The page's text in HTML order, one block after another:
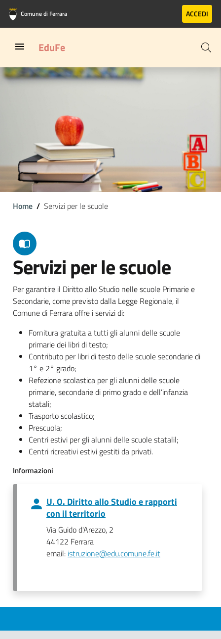
Vai al contenuto principale
Vai al footer
Comune di Ferrara ACCEDI
EduFe
Home Servizi per le scuole
Servizi per le scuole
Per garantire il Diritto allo Studio nelle scuole Primarie e
Secondarie, come previsto dalla Legge Regionale, il
Comune di Ferrara offre i servizi di:
Fornitura gratuita a tutti gli alunni delle scuole
primarie dei libri di testo;
Contributo per libri di testo delle scuole secondarie di
1° e 2° grado;
Refezione scolastica per gli alunni delle scuole
primarie, secondarie di primo grado e dell’infanzia
statali;
Trasporto scolastico;
Prescuola;
Centri estivi per gli alunni delle scuole statalil;
Centri ricreativi estivi gestiti da privati.
Informazioni
U. O. Diritto allo Studio e rapporti
con il territorio
Via Guido d'Arezzo, 2
44122 Ferrara
email: istruzione@edu.comune.fe.it